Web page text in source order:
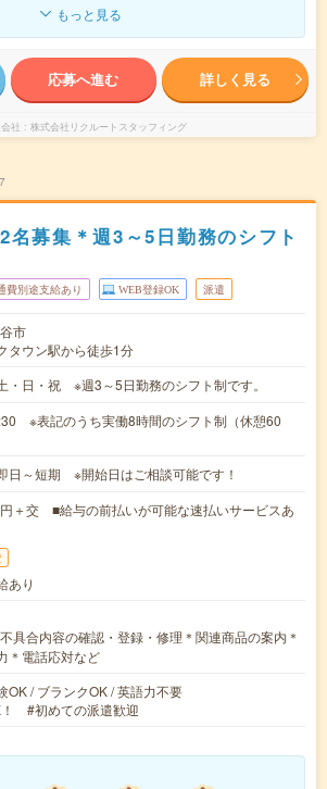
もっと見る
応募へ進む 詳しく見る
社 株式会社リクルートスタッフィング
名募集＊週3～5日勤務のシフト
費別途支給あり WEB登録OK 派遣
市
タウン駅から徒歩1分
・日・祝 ※週3～5日勤務のシフト制です。
※表記のうち実働8時間のシフト制（休憩60
日～短期 ※開始日はご相談可能です！
＋交 ■給与の前払いが可能な速払いサービスあ
あり
不具合内容の確認・登録・修理＊関連商品の案内＊
＊電話応対など
OK / ブランクOK / 英語力不要
#初めての派遣歓迎